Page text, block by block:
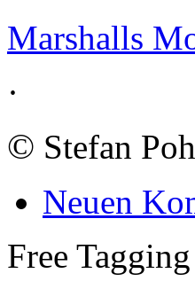
Marshalls
·
© Stefan
Neuen
Free